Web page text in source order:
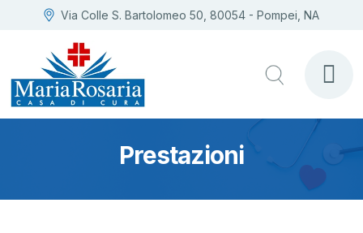
Via Colle S. Bartolomeo 50, 80054 - Pompei, NA
Prestazioni